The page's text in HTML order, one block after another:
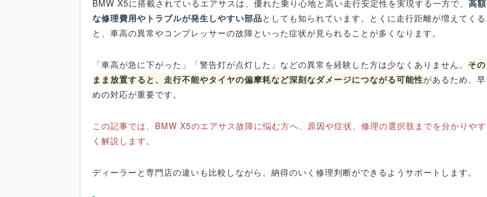
BMW X5に搭載されているエアサスは、優れた乗り心地と高い走行安定性を実現する一方で、高額
な修理費用やトラブルが発生しやすい部品としても知られています。とくに走行距離が増えてくる
と、車高の異常やコンプレッサーの故障といった症状が見られることが多くなります。
「車高が急に下がった」「警告灯が点灯した」などの異常を経験した方は少なくありません。 その
まま放置すると、走行不能やタイヤの偏摩耗など深刻なダメージにつながる可能性があるため、早
めの対応が重要です。
この記事では、BMW X5のエアサス故障に悩む方へ、原因や症状、修理の選択肢までを分かりやす
く解説します。
ディーラーと専門店の違いも比較しながら、納得のいく修理判断ができるようサポートします。